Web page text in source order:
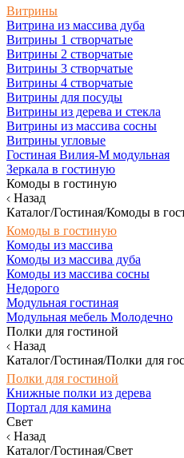
Витрины
Витрина из массива дуба
Витрины 1 створчатые
Витрины 2 створчатые
Витрины 3 створчатые
Витрины 4 створчатые
Витрины для посуды
Витрины из дерева и стекла
Витрины из массива сосны
Витрины угловые
Гостиная Вилия-М модульная
Зеркала в гостиную
Комоды в гостиную
Назад
Каталог/Гостиная/Комоды в
Комоды в гостиную
Комоды из массива
Комоды из массива дуба
Комоды из массива сосны
Недорого
Модульная гостиная
Модульная мебель Молодечно
Полки для гостиной
Назад
Каталог/Гостиная/Полки для
Полки для гостиной
Книжные полки из дерева
Портал для камина
Свет
Назад
Каталог/Гостиная/Свет